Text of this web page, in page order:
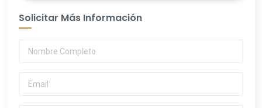
Solicitar Más Información